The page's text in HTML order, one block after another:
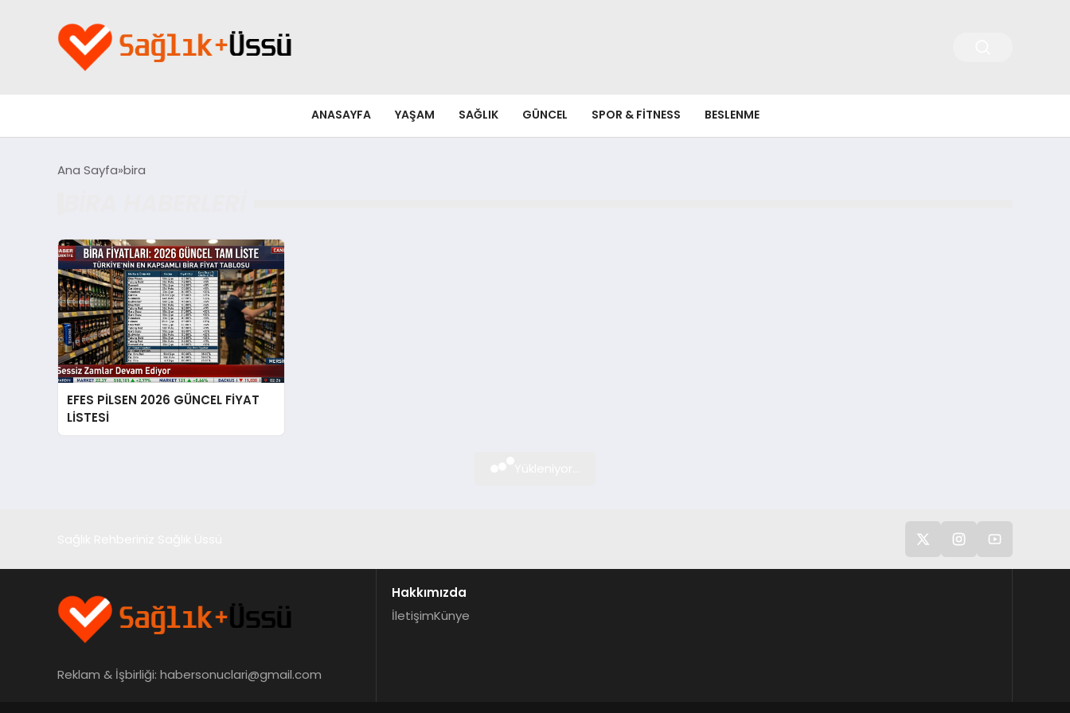
ANASAYFA YAŞAM SAĞLIK GÜNCEL SPOR & FITNESS BESLENME
Ana Sayfa bira
EFES PİLSEN 2026 GÜNCEL FİYAT
LİSTESİ
Reklam & İşbirliği: habersonuclari@gmail.com
Hakkımızda
İletişimKünye